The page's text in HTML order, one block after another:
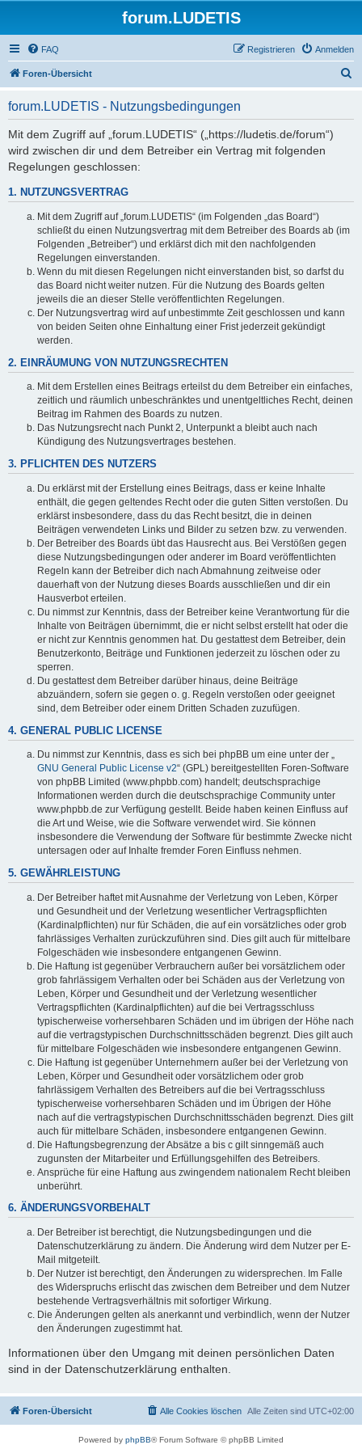
forum.LUDETIS
FAQ Anmelden
Registrieren
Foren-Übersicht
forum.LUDETIS - Nutzungsbedingungen
Mit dem Zugriff auf „forum.LUDETIS“ („https://ludetis.de/forum“)
wird zwischen dir und dem Betreiber ein Vertrag mit folgenden
Regelungen geschlossen:
1. NUTZUNGSVERTRAG
Mit dem Zugriff auf „forum.LUDETIS“ (im Folgenden „das Board“)
schließt du einen Nutzungsvertrag mit dem Betreiber des Boards ab (im
Folgenden „Betreiber“) und erklärst dich mit den nachfolgenden
Regelungen einverstanden.
Wenn du mit diesen Regelungen nicht einverstanden bist, so darfst du
das Board nicht weiter nutzen. Für die Nutzung des Boards gelten
jeweils die an dieser Stelle veröffentlichten Regelungen.
Der Nutzungsvertrag wird auf unbestimmte Zeit geschlossen und kann
von beiden Seiten ohne Einhaltung einer Frist jederzeit gekündigt
werden.
2. EINRÄUMUNG VON NUTZUNGSRECHTEN
Mit dem Erstellen eines Beitrags erteilst du dem Betreiber ein einfaches,
zeitlich und räumlich unbeschränktes und unentgeltliches Recht, deinen
Beitrag im Rahmen des Boards zu nutzen.
Das Nutzungsrecht nach Punkt 2, Unterpunkt a bleibt auch nach
Kündigung des Nutzungsvertrages bestehen.
3. PFLICHTEN DES NUTZERS
Du erklärst mit der Erstellung eines Beitrags, dass er keine Inhalte
enthält, die gegen geltendes Recht oder die guten Sitten verstoßen. Du
erklärst insbesondere, dass du das Recht besitzt, die in deinen
Beiträgen verwendeten Links und Bilder zu setzen bzw. zu verwenden.
Der Betreiber des Boards übt das Hausrecht aus. Bei Verstößen gegen
diese Nutzungsbedingungen oder anderer im Board veröffentlichten
Regeln kann der Betreiber dich nach Abmahnung zeitweise oder
dauerhaft von der Nutzung dieses Boards ausschließen und dir ein
Hausverbot erteilen.
Du nimmst zur Kenntnis, dass der Betreiber keine Verantwortung für die
Inhalte von Beiträgen übernimmt, die er nicht selbst erstellt hat oder die
er nicht zur Kenntnis genommen hat. Du gestattest dem Betreiber, dein
Benutzerkonto, Beiträge und Funktionen jederzeit zu löschen oder zu
sperren.
Du gestattest dem Betreiber darüber hinaus, deine Beiträge
abzuändern, sofern sie gegen o. g. Regeln verstoßen oder geeignet
sind, dem Betreiber oder einem Dritten Schaden zuzufügen.
4. GENERAL PUBLIC LICENSE
Du nimmst zur Kenntnis, dass es sich bei phpBB um eine unter der „
GNU General Public License v2“ (GPL) bereitgestellten Foren-Software
von phpBB Limited (www.phpbb.com) handelt; deutschsprachige
Informationen werden durch die deutschsprachige Community unter
www.phpbb.de zur Verfügung gestellt. Beide haben keinen Einfluss auf
die Art und Weise, wie die Software verwendet wird. Sie können
insbesondere die Verwendung der Software für bestimmte Zwecke nicht
untersagen oder auf Inhalte fremder Foren Einfluss nehmen.
5. GEWÄHRLEISTUNG
Der Betreiber haftet mit Ausnahme der Verletzung von Leben, Körper
und Gesundheit und der Verletzung wesentlicher Vertragspflichten
(Kardinalpflichten) nur für Schäden, die auf ein vorsätzliches oder grob
fahrlässiges Verhalten zurückzuführen sind. Dies gilt auch für mittelbare
Folgeschäden wie insbesondere entgangenen Gewinn.
Die Haftung ist gegenüber Verbrauchern außer bei vorsätzlichem oder
grob fahrlässigem Verhalten oder bei Schäden aus der Verletzung von
Leben, Körper und Gesundheit und der Verletzung wesentlicher
Vertragspflichten (Kardinalpflichten) auf die bei Vertragsschluss
typischerweise vorhersehbaren Schäden und im übrigen der Höhe nach
auf die vertragstypischen Durchschnittsschäden begrenzt. Dies gilt auch
für mittelbare Folgeschäden wie insbesondere entgangenen Gewinn.
Die Haftung ist gegenüber Unternehmern außer bei der Verletzung von
Leben, Körper und Gesundheit oder vorsätzlichem oder grob
fahrlässigem Verhalten des Betreibers auf die bei Vertragsschluss
typischerweise vorhersehbaren Schäden und im Übrigen der Höhe
nach auf die vertragstypischen Durchschnittsschäden begrenzt. Dies gilt
auch für mittelbare Schäden, insbesondere entgangenen Gewinn.
Die Haftungsbegrenzung der Absätze a bis c gilt sinngemäß auch
zugunsten der Mitarbeiter und Erfüllungsgehilfen des Betreibers.
Ansprüche für eine Haftung aus zwingendem nationalem Recht bleiben
unberührt.
6. ÄNDERUNGSVORBEHALT
Der Betreiber ist berechtigt, die Nutzungsbedingungen und die
Datenschutzerklärung zu ändern. Die Änderung wird dem Nutzer per E-
Mail mitgeteilt.
Der Nutzer ist berechtigt, den Änderungen zu widersprechen. Im Falle
des Widerspruchs erlischt das zwischen dem Betreiber und dem Nutzer
bestehende Vertragsverhältnis mit sofortiger Wirkung.
Die Änderungen gelten als anerkannt und verbindlich, wenn der Nutzer
den Änderungen zugestimmt hat.
Informationen über den Umgang mit deinen persönlichen Daten
sind in der Datenschutzerklärung enthalten.
Foren-Übersicht Alle Zeiten sind UTC+02:00
Alle Cookies löschen
Powered by phpBB® Forum Software © phpBB Limited